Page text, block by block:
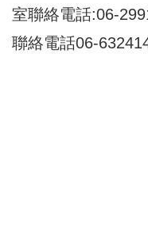
室聯絡電話:06-
聯絡電話06-